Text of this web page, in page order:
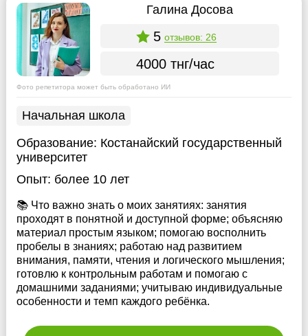
Галина Досова
5 отзывов: 26
4000 тнг/час
Фото репетитора может быть обработано ИИ
Начальная школа
Образование: Костанайский государственный
университет
Опыт: более 10 лет
📚 Что важно знать о моих занятиях: занятия
проходят в понятной и доступной форме; объясняю
материал простым языком; помогаю восполнить
пробелы в знаниях; работаю над развитием
внимания, памяти, чтения и логического мышления;
готовлю к контрольным работам и помогаю с
домашними заданиями; учитываю индивидуальные
особенности и темп каждого ребёнка.